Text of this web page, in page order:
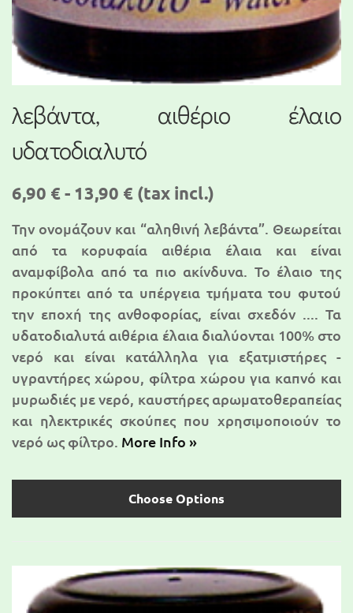
λεβάντα, αιθέριο έλαιο
υδατοδιαλυτό
6,90 € - 13,90 € (tax incl.)
Την ονομάζουν και “αληθινή λεβάντα”. Θεωρείται
από τα κορυφαία αιθέρια έλαια και είναι
αναμφίβολα από τα πιο ακίνδυνα. Το έλαιο της
προκύπτει από τα υπέργεια τμήματα του φυτού
την εποχή της ανθοφορίας, είναι σχεδόν .... Τα
υδατοδιαλυτά αιθέρια έλαια διαλύονται 100% στο
νερό και είναι κατάλληλα για εξατμιστήρες -
υγραντήρες χώρου, φίλτρα χώρου για καπνό και
μυρωδιές με νερό, καυστήρες αρωματοθεραπείας
και ηλεκτρικές σκούπες που χρησιμοποιούν το
νερό ως φίλτρο. More Info »
Choose Options